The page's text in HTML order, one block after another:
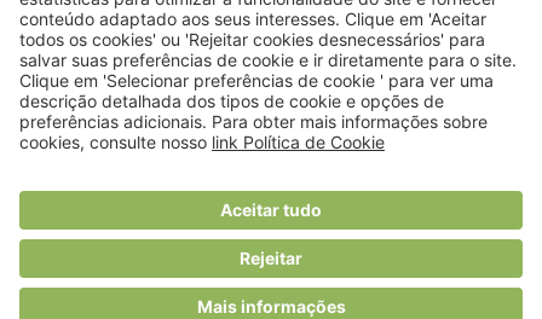
© 2018 Viver Saudável
O portal dos profissionais de nutrição